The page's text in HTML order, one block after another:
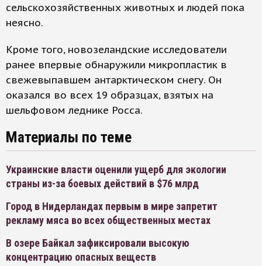
сельскохозяйственных животных и людей пока
неясно.
Кроме того, новозеландские исследователи
ранее впервые обнаружили микропластик в
свежевыпавшем антарктическом снегу. Он
оказался во всех 19 образцах, взятых на
шельфовом леднике Росса.
Материалы по теме
Украинские власти оценили ущерб для экологии
страны из-за боевых действий в $76 млрд
Город в Нидерландах первым в мире запретит
рекламу мяса во всех общественных местах
В озере Байкал зафиксировали высокую
концентрацию опасных веществ